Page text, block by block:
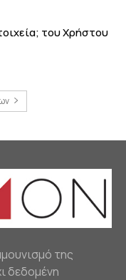
του Χρήστου
της
δεδομένη